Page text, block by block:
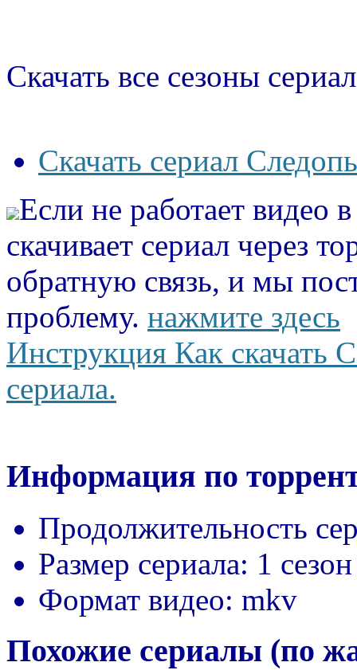
Скачать все сезоны
Скачать сериал
Если не работает видео
скачивает сериал через
обратную связь, и мы
проблему. нажмите здесь
Инструкция Как скачать
сериала.
Информация по
Продолжительность
Размер сериала: 1
Формат видео: mkv
Похожие сериалы (по